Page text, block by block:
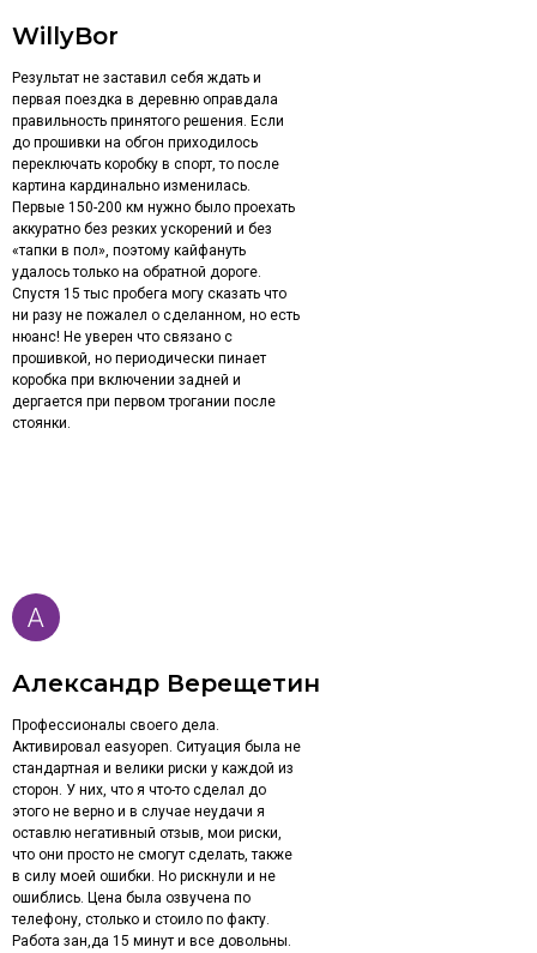
Результат не заставил себя ждать и
первая поездка в деревню оправдала
правильность принятого решения. Если
до прошивки на обгон приходилось
переключать коробку в спорт, то после
картина кардинально изменилась.
Первые 150-200 км нужно было проехать
аккуратно без резких ускорений и без
«тапки в пол», поэтому кайфануть
удалось только на обратной дороге.
Спустя 15 тыс пробега могу сказать что
ни разу не пожалел о сделанном, но есть
нюанс! Не уверен что связано с
прошивкой, но периодически пинает
коробка при включении задней и
дергается при первом трогании после
стоянки.
WillyBor
Профессионалы своего дела.
Активировал easyopen. Ситуация была не
стандартная и велики риски у каждой из
сторон. У них, что я что-то сделал до
этого не верно и в случае неудачи я
оставлю негативный отзыв, мои риски,
что они просто не смогут сделать, также
в силу моей ошибки. Но рискнули и не
ошиблись. Цена была озвучена по
телефону, столько и стоило по факту.
Работа зан,да 15 минут и все довольны.
Александр Верещетин